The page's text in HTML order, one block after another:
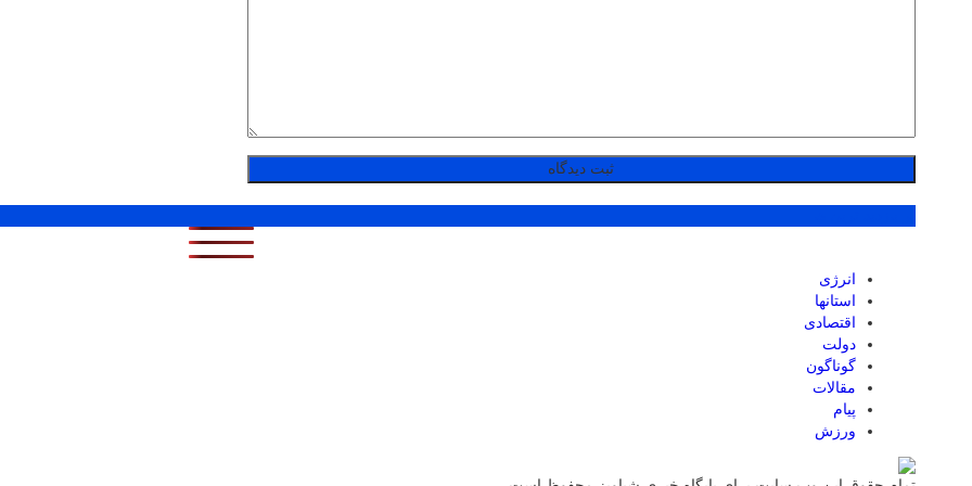
انرژی
استانها
اقتصادی
دولت
گوناگون
مقالات
پیام
ورزش